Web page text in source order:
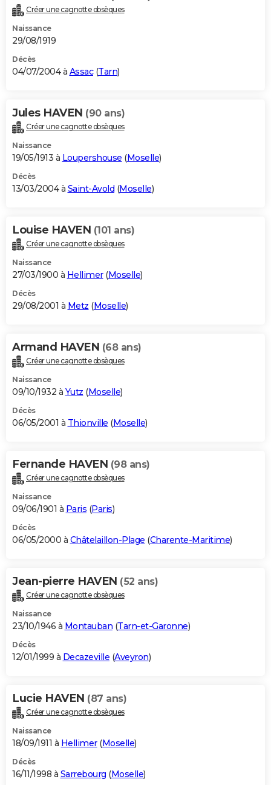
Créer une cagnotte obsèques
Naissance
29/08/1919
Décès
04/07/2004 à Assac(Tarn)
Jules HAVEN (90 ans)
Créer une cagnotte obsèques
Naissance
19/05/1913 à Loupershouse (Moselle)
Décès
13/03/2004 à Saint-Avold (Moselle)
Louise HAVEN (101 ans)
Créer une cagnotte obsèques
Naissance
27/03/1900 à Hellimer(Moselle)
Décès
29/08/2001 à Metz (Moselle)
Armand HAVEN (68 ans)
Créer une cagnotte obsèques
Naissance
09/10/1932 à Yutz (Moselle)
Décès
06/05/2001 à Thionville (Moselle)
Fernande HAVEN (98 ans)
Créer une cagnotte obsèques
Naissance
09/06/1901 à Paris (Paris)
Décès
06/05/2000 à Châtelaillon-Plage (Charente-Maritime)
Jean-pierre HAVEN (52 ans)
Créer une cagnotte obsèques
Naissance
23/10/1946 à Montauban (Tarn-et-Garonne)
Décès
12/01/1999 à Decazeville (Aveyron)
Lucie HAVEN (87 ans)
Créer une cagnotte obsèques
Naissance
18/09/1911 à Hellimer(Moselle)
Décès
16/11/1998 à Sarrebourg (Moselle)